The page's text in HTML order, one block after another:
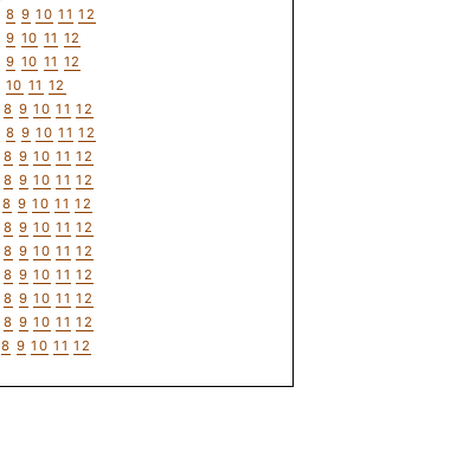
8 9 10 11 12
9 10 11 12
9 10 11 12
10 11 12
8 9 10 11 12
8 9 10 11 12
8 9 10 11 12
8 9 10 11 12
8 9 10 11 12
8 9 10 11 12
8 9 10 11 12
8 9 10 11 12
8 9 10 11 12
8 9 10 11 12
8 9 10 11 12